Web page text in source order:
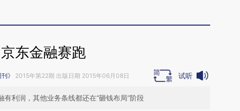
京东金融赛跑
》 2015年第22期 出版日期 2015年06月08日 试听
利润，其他业务条线都还在“砸钱布局”阶段